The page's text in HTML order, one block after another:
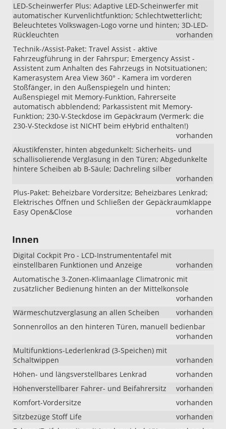
LED-Scheinwerfer Plus: Adaptive LED-Scheinwerfer mit
automatischer Kurvenlichtfunktion; Schlechtwetterlicht;
Beleuchtetes Volkswagen-Logo vorne und hinten; 3D-LED-
Rückleuchten
vorhanden
Technik-/Assist-Paket: Travel Assist - aktive
Fahrzeugführung in der Fahrspur; Emergency Assist -
Assistent zum Anhalten des Fahrzeugs in Notsituationen;
Kamerasystem Area View 360° - Kamera im vorderen
Stoßfänger, in den Außenspiegeln und hinten;
Außenspiegel mit Memory-Funktion, Fahrerseite
automatisch abblendend; Parkassistent mit Memory-
Funktion; 230-V-Steckdose im Gepäckraum (Vermerk: die
230-V-Steckdose ist NICHT beim eHybrid enthalten!)
vorhanden
Akustikfenster, hinten abgedunkelt: Sicherheits- und
schallisolierende Verglasung in den Türen; Abgedunkelte
hintere Scheiben ab B-Säule; Dachreling silber
vorhanden
Plus-Paket: Beheizbare Vordersitze; Beheizbares Lenkrad;
Elektrisches Öffnen und Schließen der Gepäckraumklappe
Easy Open&Close
vorhanden
Innen
Digital Cockpit Pro - LCD-Instrumententafel mit
einstellbaren Funktionen und Anzeige
vorhanden
Automatische 3-Zonen-Klimaanlage Climatronic mit
zusätzlicher Bedienung hinten an der Mittelkonsole
vorhanden
Wärmeschutzverglasung an allen Scheiben
vorhanden
Sonnenrollos an den hinteren Türen, manuell bedienbar
vorhanden
Multifunktions-Lederlenkrad (3-Speichen) mit
Schaltwippen
vorhanden
Höhen- und längsverstellbares Lenkrad
vorhanden
Höhenverstellbarer Fahrer- und Beifahrersitz
vorhanden
Komfort-Vordersitze
vorhanden
Sitzbezüge Stoff Life
vorhanden